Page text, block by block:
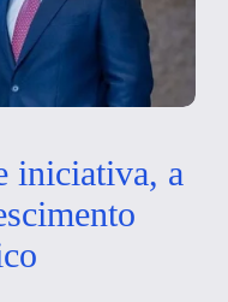
iniciativa, a